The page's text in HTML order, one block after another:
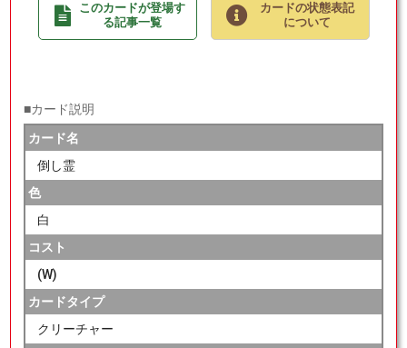
このカードが登場す
る記事一覧
カードの状態表記
について
■カード説明
カード名
倒し霊
色
白
コスト
(W)
カードタイプ
クリーチャー